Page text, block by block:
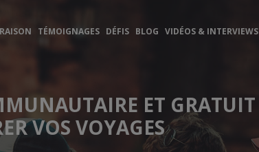
TÉMOIGNAGES DÉFIS BLOG VIDÉOS & INTERVIEWS
ET GRATUIT
VOS VOYAGES